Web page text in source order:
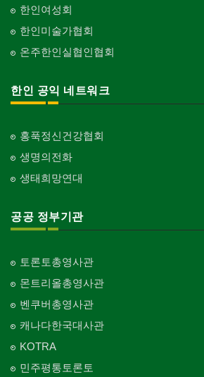
한인여성회
한인미술가협회
온주한인실협인협회
한인 공익 네트워크
홍푹정신건강협회
생명의전화
생태희망연대
공공 정부기관
토론토총영사관
몬트리올총영사관
벤쿠버총영사관
캐나다한국대사관
KOTRA
민주평통토론토